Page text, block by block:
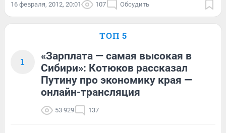
16 февраля, 2012, 20:01 107 Обсудить
ТОП 5
1
«Зарплата — самая высокая в
Сибири»: Котюков рассказал
Путину про экономику края —
онлайн-трансляция
53 929 137